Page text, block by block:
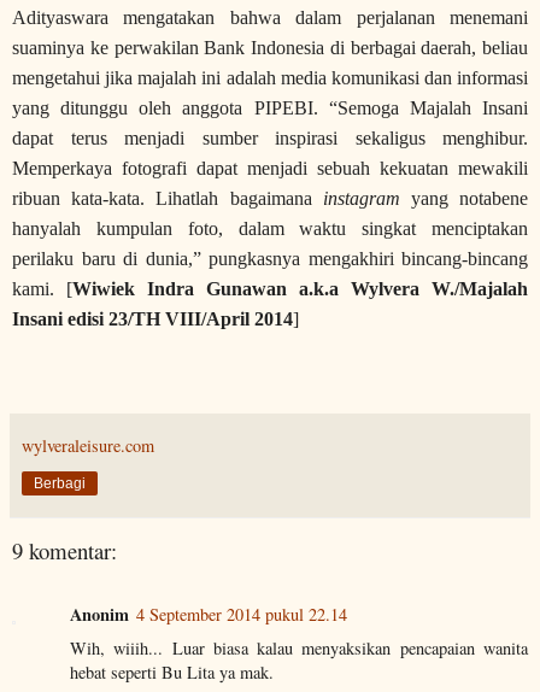
Adityaswara mengatakan bahwa dalam perjalanan menemani
suaminya ke perwakilan Bank Indonesia di berbagai daerah, beliau
mengetahui jika majalah ini adalah media komunikasi dan informasi
yang ditunggu oleh anggota PIPEBI. “Semoga Majalah Insani
dapat terus menjadi sumber inspirasi sekaligus menghibur.
Memperkaya fotografi dapat menjadi sebuah kekuatan mewakili
ribuan kata-kata. Lihatlah bagaimana instagram yang notabene
hanyalah kumpulan foto, dalam waktu singkat menciptakan
perilaku baru di dunia,” pungkasnya mengakhiri bincang-bincang
kami. [Wiwiek Indra Gunawan a.k.a Wylvera W./Majalah
Insani edisi 23/TH VIII/April 2014]
wylveraleisure.com
Berbagi
9 komentar:
Anonim 4 September 2014 pukul 22.14
Wih, wiiih... Luar biasa kalau menyaksikan pencapaian wanita
hebat seperti Bu Lita ya mak.